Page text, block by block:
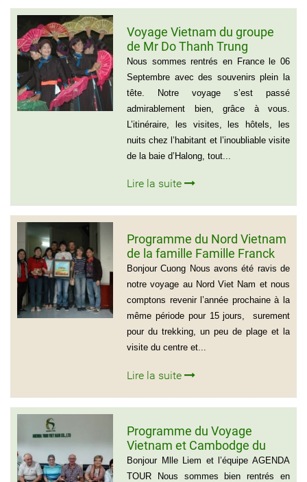
Voyage Vietnam du groupe
de Mr Do Thanh Trung
Nous sommes rentrés en France le 06
Septembre avec des souvenirs plein la
tête. Notre voyage s’est passé
admirablement bien, grâce à vous.
L’itinéraire, les visites, les hôtels, les
nuits chez l’habitant et l’inoubliable visite
de la baie d’Halong, tout...
Lire la suite
Programme du Nord Vietnam
de la famille Famille Franck
Alvarez ( Voyage Vietnam
Nord 10 jours)
Bonjour Cuong Nous avons été ravis de
notre voyage au Nord Viet Nam et nous
comptons revenir l’année prochaine à la
même période pour 15 jours, surement
pour du trekking, un peu de plage et la
visite du centre et...
Lire la suite
Programme du Voyage
Vietnam et Cambodge du
group de Mr LACROIX (6
personnes)
Bonjour Mlle Liem et l’équipe AGENDA
TOUR Nous sommes bien rentrés en